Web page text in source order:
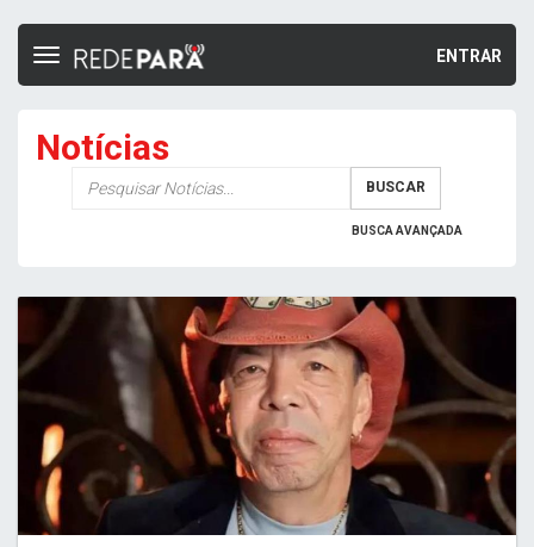
ENTRAR
Toggle
Notícias
BUSCAR
BUSCA AVANÇADA